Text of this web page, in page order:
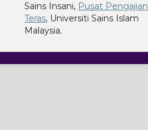
Sains Insani, Pusat Pengajian
Teras, Universiti Sains Islam
Malaysia.